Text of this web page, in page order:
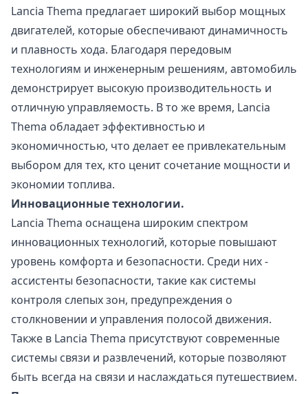
Lancia Thema предлагает широкий выбор мощных
двигателей, которые обеспечивают динамичность
и плавность хода. Благодаря передовым
технологиям и инженерным решениям, автомобиль
демонстрирует высокую производительность и
отличную управляемость. В то же время, Lancia
Thema обладает эффективностью и
экономичностью, что делает ее привлекательным
выбором для тех, кто ценит сочетание мощности и
экономии топлива.
Инновационные технологии.
Lancia Thema оснащена широким спектром
инновационных технологий, которые повышают
уровень комфорта и безопасности. Среди них -
ассистенты безопасности, такие как системы
контроля слепых зон, предупреждения о
столкновении и управления полосой движения.
Также в Lancia Thema присутствуют современные
системы связи и развлечений, которые позволяют
быть всегда на связи и наслаждаться путешествием.